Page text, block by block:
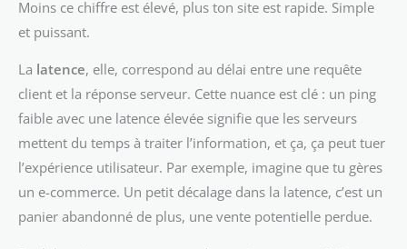
Moins ce chiffre est élevé, plus ton site est rapide. Simple
et puissant.
La latence, elle, correspond au délai entre une requête
client et la réponse serveur. Cette nuance est clé : un ping
faible avec une latence élevée signifie que les serveurs
mettent du temps à traiter l’information, et ça, ça peut tuer
l’expérience utilisateur. Par exemple, imagine que tu gères
un e-commerce. Un petit décalage dans la latence, c’est un
panier abandonné de plus, une vente potentielle perdue.